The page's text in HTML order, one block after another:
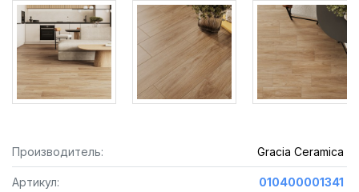
Производитель: Gracia Ceramica
Артикул: 010400001341